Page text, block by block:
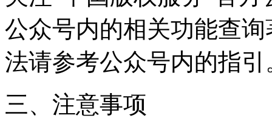
公众号内的相关功能查
法请参考公众号内的指引
三、注意事项